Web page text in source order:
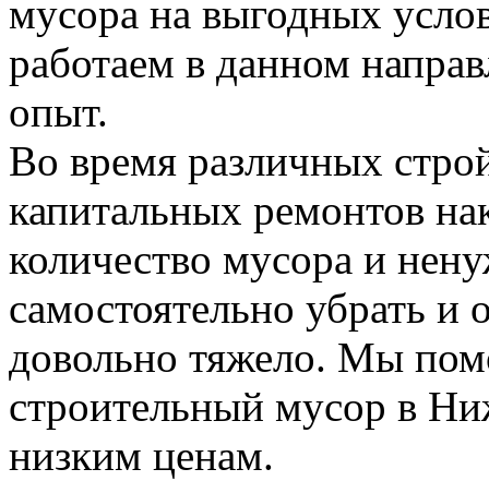
мусора на выгодных
работаем в данном
опыт.
Во время различных
капитальных ремонтов
количество мусора и
самостоятельно убрать и
довольно тяжело. Мы
строительный мусор в
низким ценам.